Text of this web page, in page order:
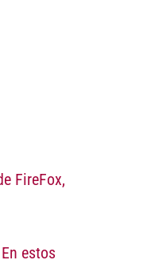
FireFox,
estos